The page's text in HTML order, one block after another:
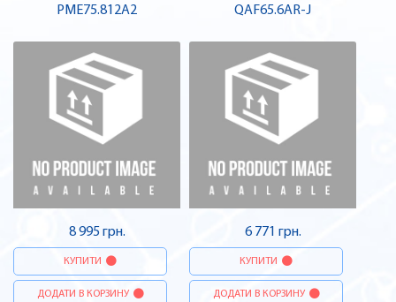
PME75.812A2
8 995 грн.
КУПИТИ
ДОДАТИ В КОРЗИНУ
SIEMENS
QAF65.6AR-J
6 771 грн.
КУПИТИ
ДОДАТИ В КОРЗИНУ